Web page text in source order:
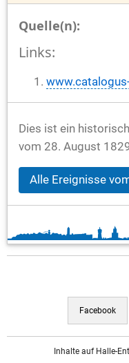
Quelle(n):
Links:
Dies ist ein
vom 28. August
Alle Ereignisse
Facebook
Inhalte auf Halle-